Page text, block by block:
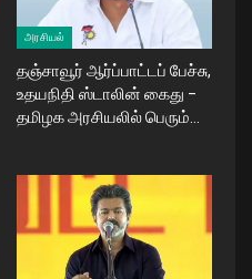
அரசியல்
தஞ்சாவூர் ஆர்ப்பாட்டப் பேச்சு,
உதயநிதி ஸ்டாலின் கைது –
தமிழக அரசியலில் பெரும்…